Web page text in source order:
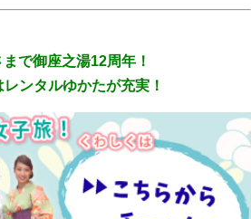
で御座之湯12周年！
ンタルゆかたが充実！